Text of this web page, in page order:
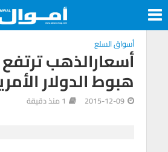
أسواق السلع
أسعارالذهب
هبوط الدولار
2015-12-09 1 منذ دقيقة